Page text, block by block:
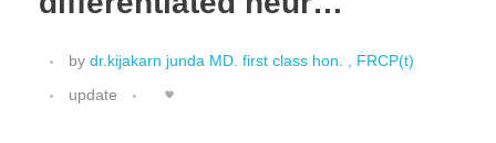
by dr.kijakarn junda MD. first class hon. , FRCP(t)
update